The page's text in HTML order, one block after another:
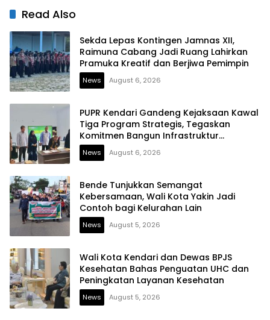
SolidRead Also
Sekda Lepas Kontingen Jamnas XII,
Raimuna Cabang Jadi Ruang Lahirkan
Pramuka Kreatif dan Berjiwa Pemimpin
News August 6, 2026
PUPR Kendari Gandeng Kejaksaan Kawal
Tiga Program Strategis, Tegaskan
Komitmen Bangun Infrastruktur
Berintegritas
News August 6, 2026
Bende Tunjukkan Semangat
Kebersamaan, Wali Kota Yakin Jadi
Contoh bagi Kelurahan Lain
News August 5, 2026
Wali Kota Kendari dan Dewas BPJS
Kesehatan Bahas Penguatan UHC dan
Peningkatan Layanan Kesehatan
News August 5, 2026